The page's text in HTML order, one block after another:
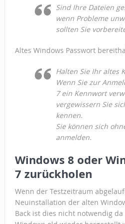
Sind Ihre Dateien
wenn Probleme
sollten Sie
Altes Windows Passwort
Halten Sie Ihr altes
Wenn Sie zur
7 ein Kennwort
vergewissern Sie
kennen.
Sie können sich
anmelden.
Windows 8 oder
7 zurückholen
Wenn der Testzeitraum
Neuinstallation der alten
Back ist dies nicht notwendig